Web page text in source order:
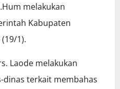
melakukan
Kabupaten
1).
Laode melakukan
terkait membahas